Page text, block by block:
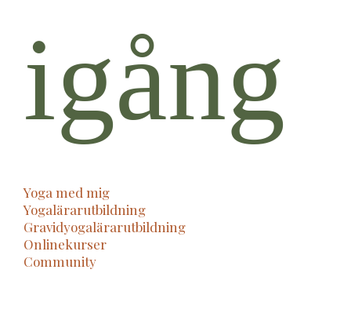
igång
Yoga med mig
Yogalärarutbildning
Gravidyogalärarutbildning
Onlinekurser
Community